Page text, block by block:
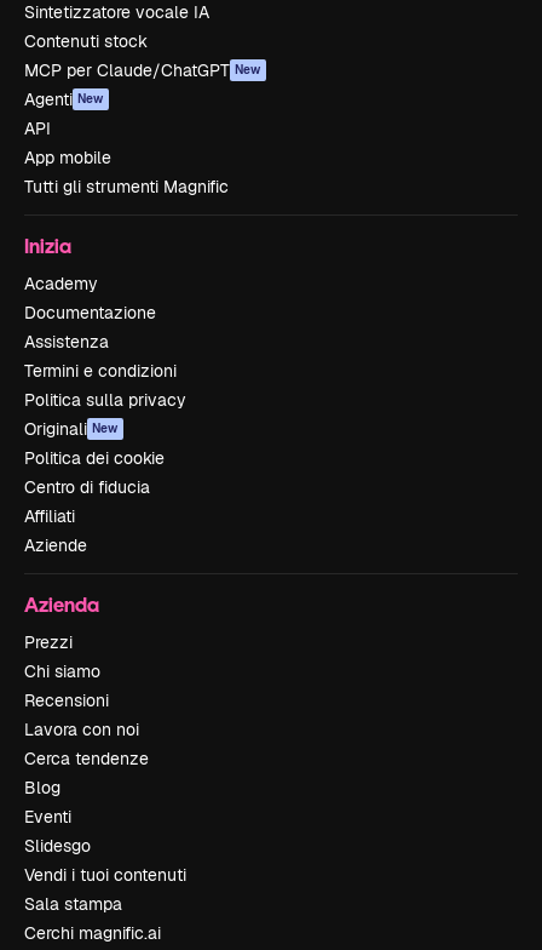
Sintetizzatore vocale IA
Contenuti stock
MCP per Claude/ChatGPT New
Agenti New
API
App mobile
Tutti gli strumenti Magnific
Inizia
Academy
Documentazione
Assistenza
Termini e condizioni
Politica sulla privacy
Originali New
Politica dei cookie
Centro di fiducia
Affiliati
Aziende
Azienda
Prezzi
Chi siamo
Recensioni
Lavora con noi
Cerca tendenze
Blog
Eventi
Slidesgo
Vendi i tuoi contenuti
Sala stampa
Cerchi magnific.ai